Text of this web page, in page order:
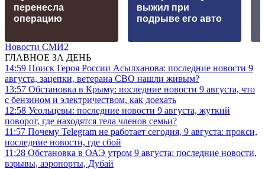
перенесла
операцию
выжил при
подрыве его авто
Новости СМИ2
ГЛАВНОЕ ЗА ДЕНЬ
14:59 Поиск Героя России Асылханова: последние новости 9
августа, зацепки, ветерана СВО нашли живым?
13:57 Обстановка в Крыму: последние новости 9 августа, что
с бензином и электричеством, как доехать
12:58 Усольцевы: последние новости 9 августа, жуткий
поворот, где находятся тела членов семьи?
11:57 Почему Telegram не работает сегодня, 9 августа: прокси,
последние новости, где сбой
11:28 Обстановка в ОАЭ утром 9 августа: последние новости,
взрывы, аэропорты, Дубай